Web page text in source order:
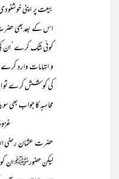
بیعت پر اپنی
اس کے بعدبھی حضرت
کوئی شک کرے‘ ان
و اتہامات وارد
کی کوشش کرے تو اس
محاسبہ کا جواب
غزوۂ بدر اور
حضرت عثمان رضی
لیکن حضورﷺ ان کو